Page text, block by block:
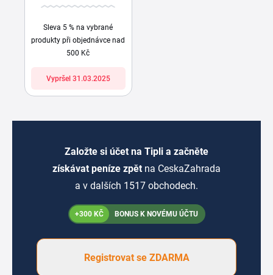
Sleva 5 % na vybrané
produkty při objednávce nad
500 Kč
Vypršel 31.03.2025
Založte si účet na Tipli a začněte
získávat peníze zpět na CeskaZahrada
a v dalších 1517 obchodech.
+300 KČ BONUS K NOVÉMU ÚČTU
Registrovat se ZDARMA